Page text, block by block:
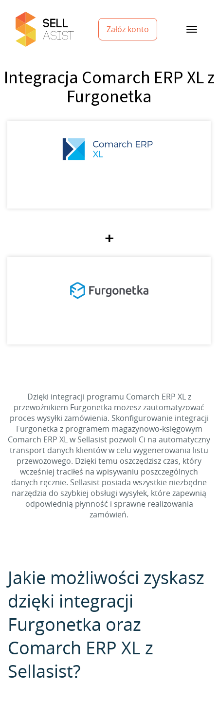
Załóż konto
Integracja Comarch ERP XL z
Furgonetka
+
Dzięki integracji programu Comarch ERP XL z
przewoźnikiem Furgonetka możesz zautomatyzować
proces wysyłki zamówienia. Skonfigurowanie integracji
Furgonetka z programem magazynowo-księgowym
Comarch ERP XL w Sellasist pozwoli Ci na automatyczny
transport danych klientów w celu wygenerowania listu
przewozowego. Dzięki temu oszczędzisz czas, który
wcześniej traciłeś na wpisywaniu poszczególnych
danych ręcznie. Sellasist posiada wszystkie niezbędne
narzędzia do szybkiej obsługi wysyłek, które zapewnią
odpowiednią płynność i sprawne realizowania
zamówień.
Jakie możliwości zyskasz
dzięki integracji
Furgonetka oraz
Comarch ERP XL z
Sellasist?